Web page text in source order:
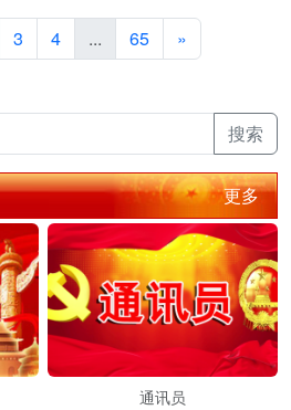
3 4 ... 65 »
搜索
更多
通讯员